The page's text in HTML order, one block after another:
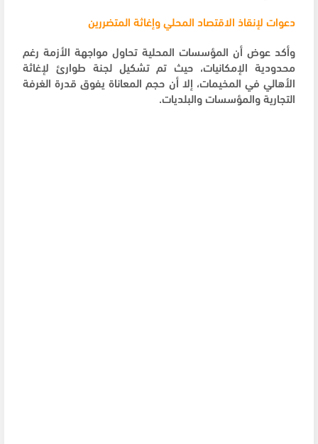
دعوات لإنقاذ الاقتصاد المحلي وإغاثة المتضررين
وأكد عوض أن المؤسسات المحلية تحاول مواجهة الأزمة رغم
محدودية الإمكانيات، حيث تم تشكيل لجنة طوارئ لإغاثة
الأهالي في المخيمات، إلا أن حجم المعاناة يفوق قدرة الغرفة
التجارية والمؤسسات والبلديات.